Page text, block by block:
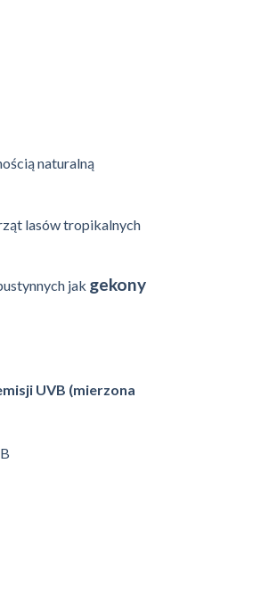
naturalną
lasów tropikalnych
jak gekony
UVB (mierzona